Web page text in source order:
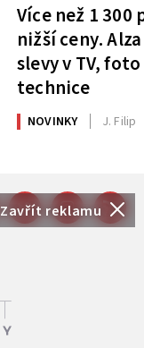
Zavřít reklamu
Více než 1
nižší ceny.
slevy v TV,
technice
NOVINKY J. Filip